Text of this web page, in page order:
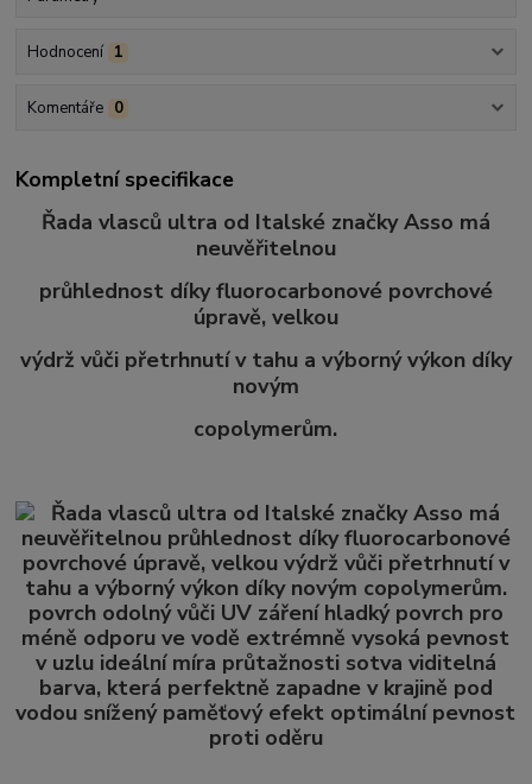
Hodnocení 1
Komentáře 0
Kompletní specifikace
Řada vlasců ultra od Italské značky Asso má
neuvěřitelnou
průhlednost díky fluorocarbonové povrchové
úpravě, velkou
výdrž vůči přetrhnutí v tahu a výborný výkon díky
novým
copolymerům.